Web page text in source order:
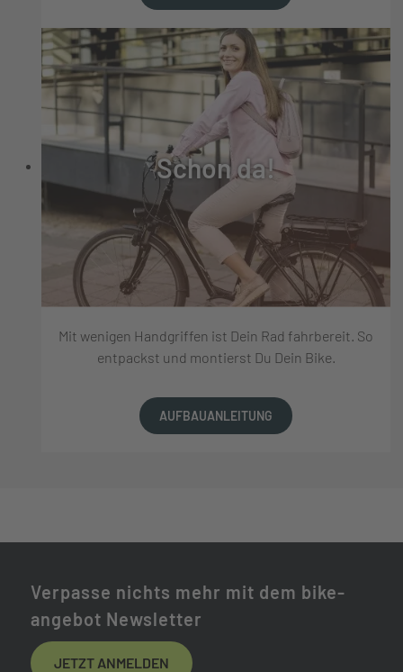
Schon da!
Mit wenigen Handgriffen ist Dein Rad fahrbereit. So
entpackst und montierst Du Dein Bike.
AUFBAUANLEITUNG
Verpasse nichts mehr mit dem bike-
angebot Newsletter
JETZT ANMELDEN